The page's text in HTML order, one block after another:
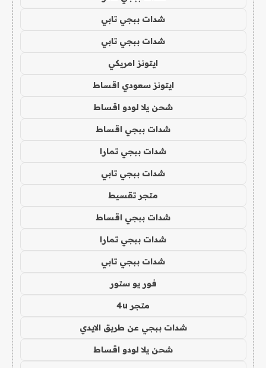
شدات ببجي تابي
شدات ببجي تابي
ايتونز امريكي
ايتونز سعودي اقساط
شحن يلا لودو اقساط
شدات ببجي اقساط
شدات ببجي تمارا
شدات ببجي تابي
متجر تقسيط
شدات ببجي اقساط
شدات ببجي تمارا
شدات ببجي تابي
فور يو ستور
متجر 4u
شدات ببجي عن طريق الايدي
شحن يلا لودو اقساط